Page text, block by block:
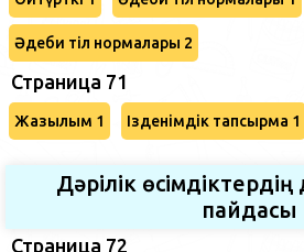
Әдеби тіл нормалары 2
Страница 71
Жазылым 1 Ізденімдік тапсырма 1
Дәрілік
пайдасы
Страница 72